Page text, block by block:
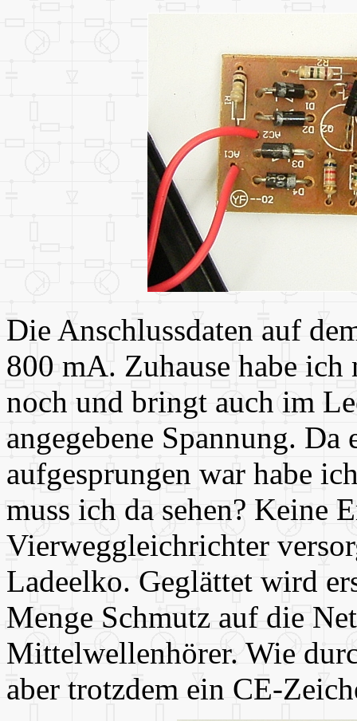
Die Anschlussdaten auf
800 mA. Zuhause habe
noch und bringt auch im
angegebene Spannung. Da
aufgesprungen war habe
muss ich da sehen? Keine
Vierweggleichrichter
Ladeelko. Geglättet wird
Menge Schmutz auf die
Mittelwellenhörer. Wie
aber trotzdem ein CE-